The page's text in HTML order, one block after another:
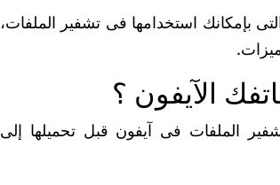
بإمكانك استخدامها فى تشفير الملفات،
الآيفون ؟
على تشفير الملفات فى آيفون قبل تحميلها إلى